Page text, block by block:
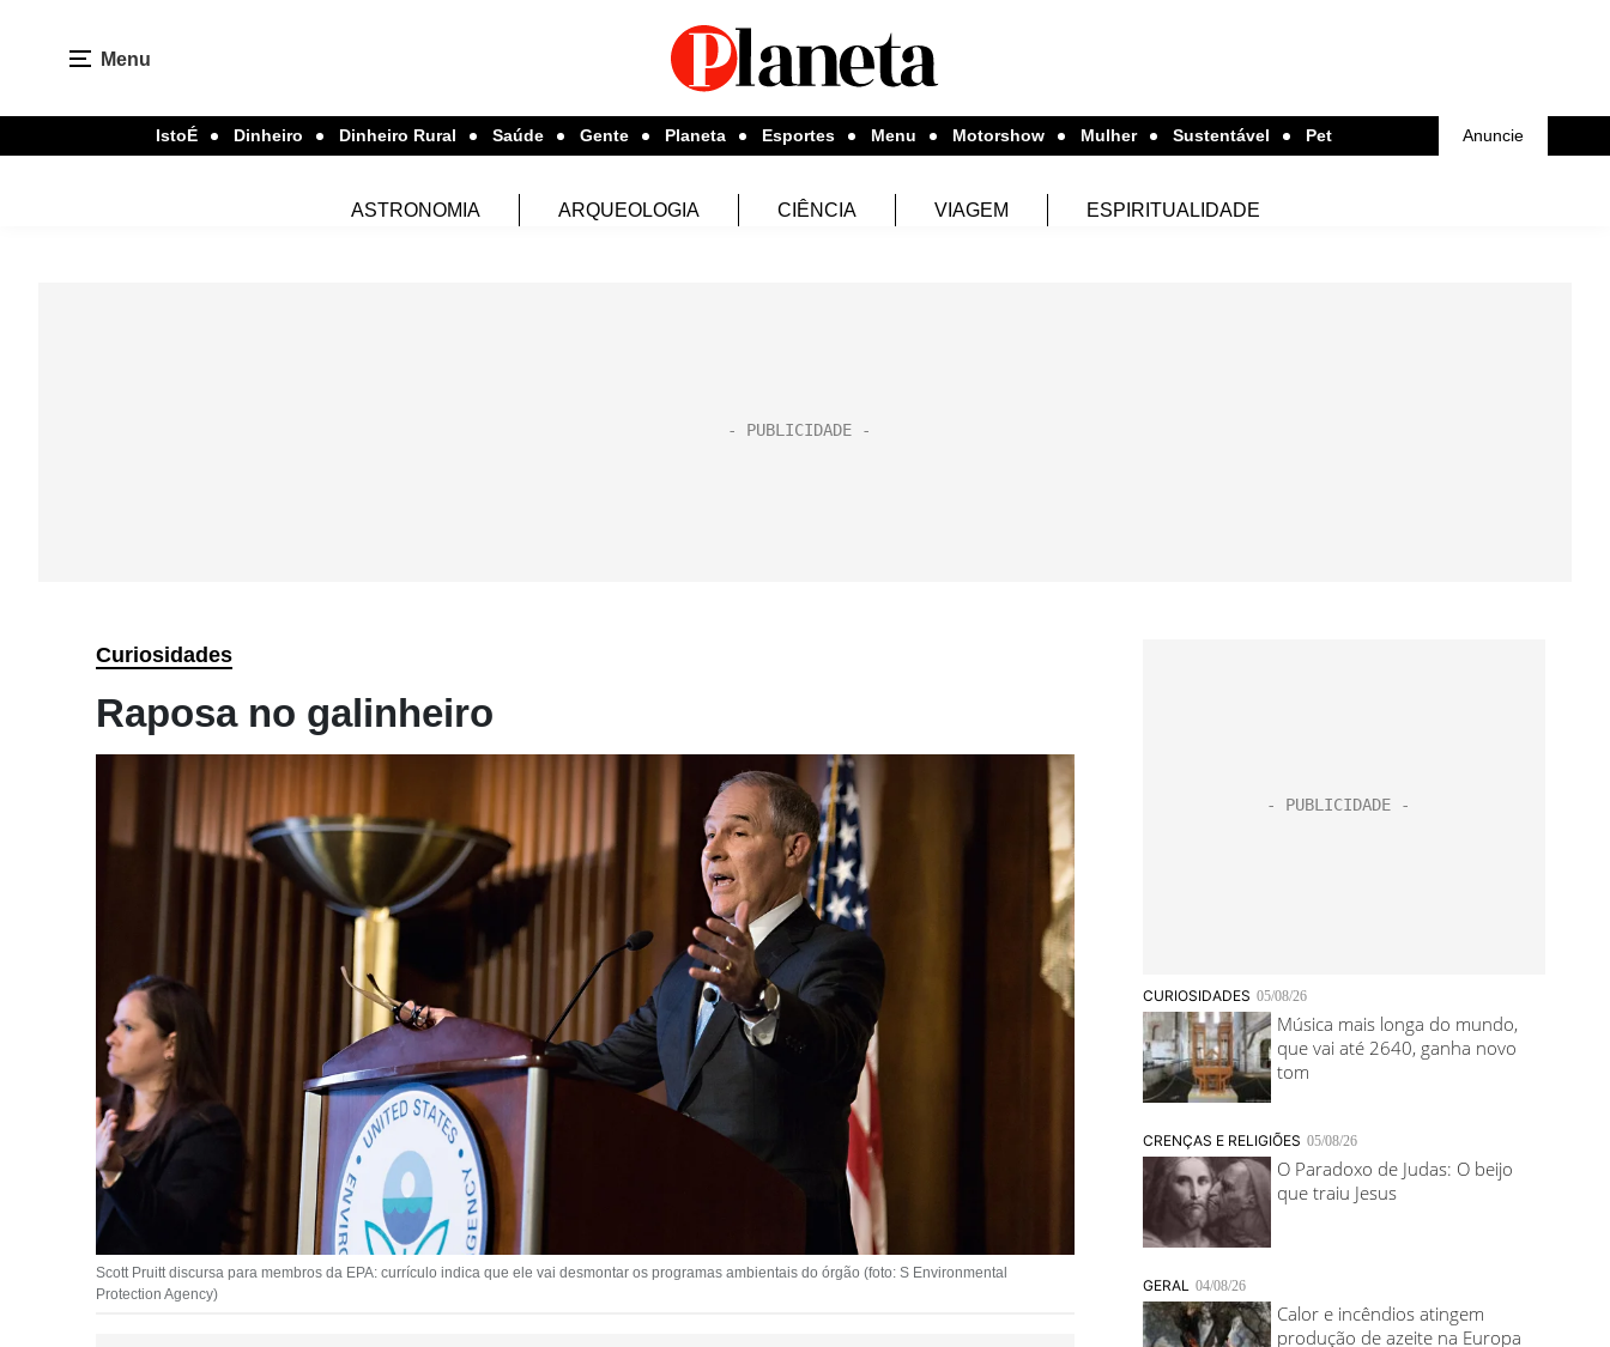
Menu
IstoÉ Dinheiro Dinheiro Rural Saúde Gente Planeta Esportes Menu Motorshow Mulher Sustentável Pet Anuncie
ASTRONOMIA ARQUEOLOGIA CIÊNCIA VIAGEM ESPIRITUALIDADE
Curiosidades
Raposa no galinheiro
Scott Pruitt discursa para membros da EPA: currículo indica que ele vai desmontar os programas ambientais do órgão (foto: S Environmental
Protection Agency)